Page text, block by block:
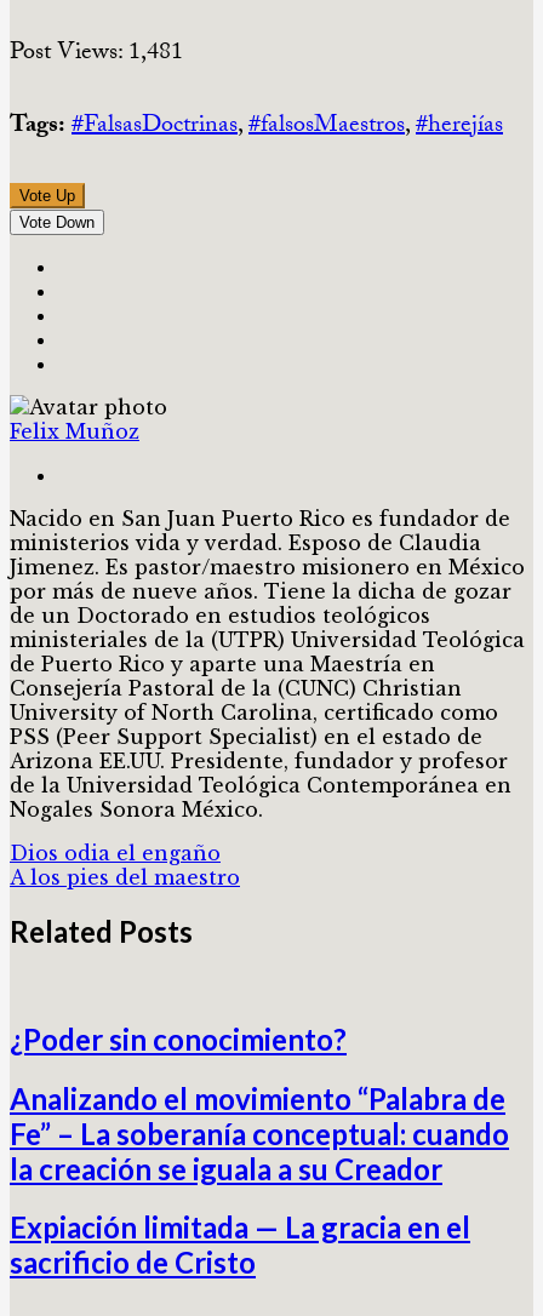
Post Views:1,481
Tags:#FalsasDoctrinas,#falsosMaestros,#herejías
Vote Up
Vote Down
Felix Muñoz
Nacido en San Juan Puerto Rico es fundador de
ministerios vida y verdad. Esposo de Claudia
Jimenez. Es pastor/maestro misionero en México
por más de nueve años. Tiene la dicha de gozar
de un Doctorado en estudios teológicos
ministeriales de la (UTPR) Universidad Teológica
de Puerto Rico y aparte una Maestría en
Consejería Pastoral de la (CUNC) Christian
University of North Carolina, certificado como
PSS (Peer Support Specialist) en el estado de
Arizona EE.UU. Presidente, fundador y profesor
de la Universidad Teológica Contemporánea en
Nogales Sonora México.
Dios odia el engaño
A los pies del maestro
Related Posts
¿Poder sin conocimiento?
Analizando el movimiento “Palabra de
Fe” – La soberanía conceptual: cuando
la creación se iguala a su Creador
Expiación limitada — La gracia en el
sacrificio de Cristo